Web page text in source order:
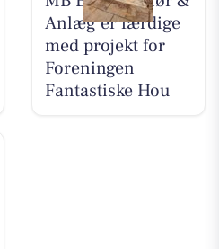
Anlæg er færdige
med projekt for
Foreningen
Fantastiske Hou